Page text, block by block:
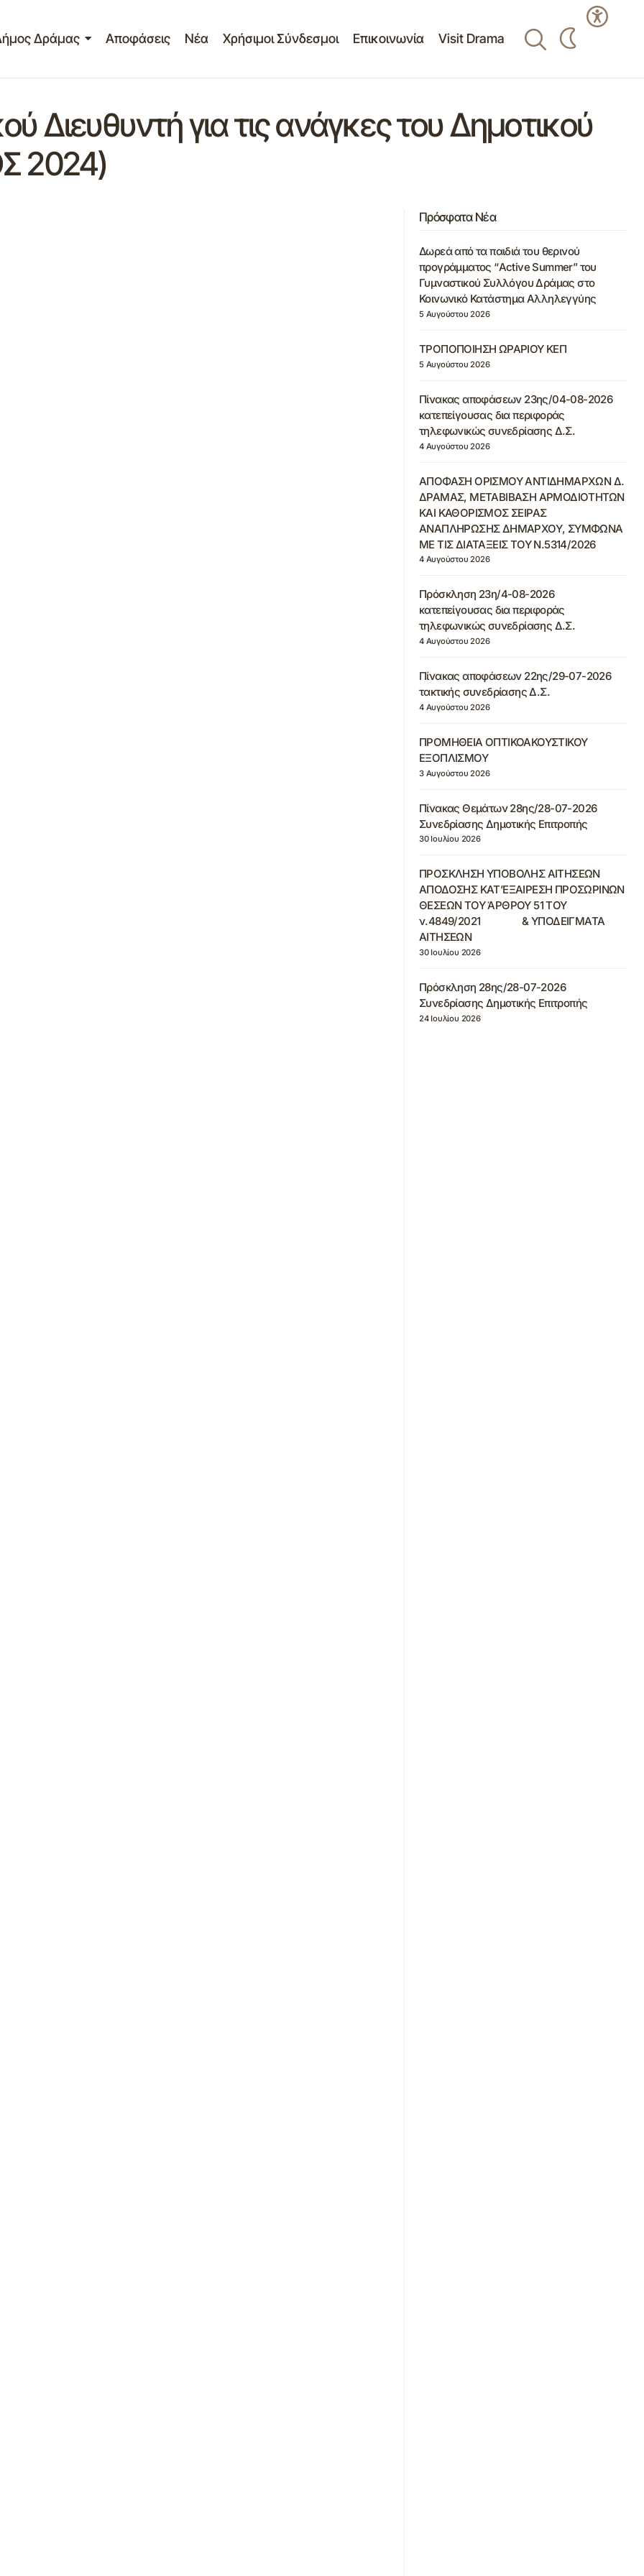
Δράμας Αποφάσεις Νέα Χρήσιμοι Σύνδεσμοι Επικοινωνία Visit Drama
Διευθυντή για τις ανάγκες του Δημοτικού
2024)
Πρόσφατα Νέα
Δωρεά από τα παιδιά του θερινού
προγράμματος “Active Summer” του
Γυμναστικού Συλλόγου Δράμας στο
Κοινωνικό Κατάστημα Αλληλεγγύης
5 Αυγούστου 2026
ΤΡΟΠΟΠΟΙΗΣΗ ΩΡΑΡΙΟΥ ΚΕΠ
5 Αυγούστου 2026
Πίνακας αποφάσεων 23ης/04-08-2026
κατεπείγουσας δια περιφοράς
τηλεφωνικώς συνεδρίασης Δ.Σ.
4 Αυγούστου 2026
ΑΠΟΦΑΣΗ ΟΡΙΣΜΟΥ ΑΝΤΙΔΗΜΑΡΧΩΝ Δ.
ΔΡΑΜΑΣ, ΜΕΤΑΒΙΒΑΣΗ ΑΡΜΟΔΙΟΤΗΤΩΝ
ΚΑΙ ΚΑΘΟΡΙΣΜΟΣ ΣΕΙΡΑΣ
ΑΝΑΠΛΗΡΩΣΗΣ ΔΗΜΑΡΧΟΥ, ΣΥΜΦΩΝΑ
ΜΕ ΤΙΣ ΔΙΑΤΑΞΕΙΣ ΤΟΥ Ν.5314/2026
4 Αυγούστου 2026
Πρόσκληση 23η/4-08-2026
κατεπείγουσας δια περιφοράς
τηλεφωνικώς συνεδρίασης Δ.Σ.
4 Αυγούστου 2026
Πίνακας αποφάσεων 22ης/29-07-2026
τακτικής συνεδρίασης Δ.Σ.
4 Αυγούστου 2026
ΠΡΟΜΗΘΕΙΑ ΟΠΤΙΚΟΑΚΟΥΣΤΙΚΟΥ
ΕΞΟΠΛΙΣΜΟΥ
3 Αυγούστου 2026
Πίνακας Θεμάτων 28ης/28-07-2026
Συνεδρίασης Δημοτικής Επιτροπής
30 Ιουλίου 2026
ΠΡΟΣΚΛΗΣΗ ΥΠΟΒΟΛΗΣ ΑΙΤΗΣΕΩΝ
ΑΠΟΔΟΣΗΣ ΚΑΤ’ΕΞΑΙΡΕΣΗ ΠΡΟΣΩΡΙΝΩΝ
ΘΕΣΕΩΝ ΤΟΥ ΆΡΘΡΟΥ 51 ΤΟΥ
ν.4849/2021 & ΥΠΟΔΕΙΓΜΑΤΑ
ΑΙΤΗΣΕΩΝ
30 Ιουλίου 2026
Πρόσκληση 28ης/28-07-2026
Συνεδρίασης Δημοτικής Επιτροπής
24 Ιουλίου 2026